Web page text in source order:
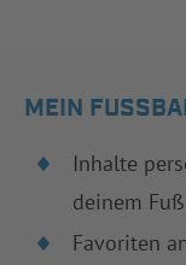
MEIN
Inhalte
deinem
Favoriten